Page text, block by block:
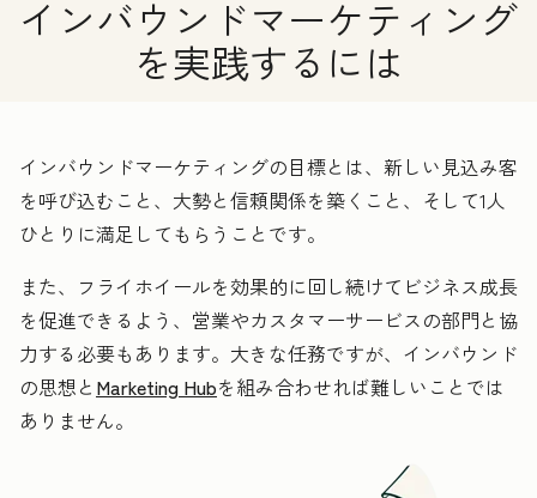
インバウンドマーケティング
を実践するには
インバウンドマーケティングの目標とは、新しい見込み客
を呼び込むこと、大勢と信頼関係を築くこと、そして1人
ひとりに満足してもらうことです。
また、フライホイールを効果的に回し続けてビジネス成長
を促進できるよう、営業やカスタマーサービスの部門と協
力する必要もあります。大きな任務ですが、インバウンド
の思想と Marketing Hubを組み合わせれば難しいことでは
ありません。